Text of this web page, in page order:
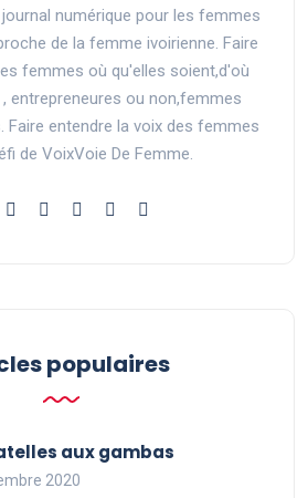
journal numérique pour les femmes
de la femme ivoirienne. Faire
femmes où qu'elles soient,d'où
entrepreneures ou non,femmes
Faire entendre la voix des femmes
de VoixVoie De Femme.
populaires
aux gambas
2020